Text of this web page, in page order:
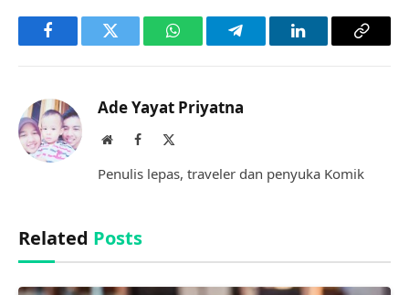
FacebookTwitter WhatsAppTelegramLinkedInCopy
Ade Yayat Priyatna
WebsiteFacebook
Penulis lepas, traveler dan penyuka Komik
Related Posts